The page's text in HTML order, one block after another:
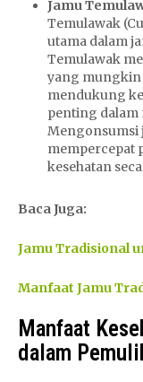
Jamu
Temulawak
utama dalam
Temulawak
yang mungkin
mendukung
penting
Mengonsumsi
mempercepat
kesehatan
Baca Juga:
Jamu Tradisional
Manfaat Jamu
Manfaat
dalam